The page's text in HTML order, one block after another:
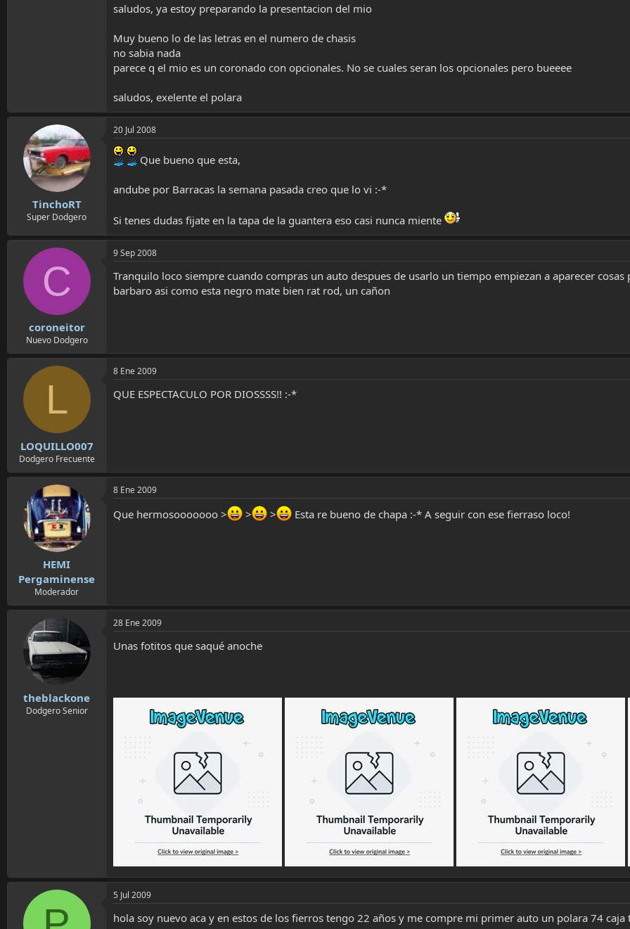
saludos, ya estoy preparando la presentacion del mio
Muy bueno lo de las letras en el numero de chasis
no sabia nada
parece q el mio es un coronado con opcionales. No se cuales seran los opcionales pero bueeee
saludos, exelente el polara
TinchoRT
Super Dodgero
20 Jul 2008
Que bueno que esta,
andube por Barracas la semana pasada creo que lo vi :-*
Si tenes dudas fijate en la tapa de la guantera eso casi nunca miente
C
coroneitor
Nuevo Dodgero
9 Sep 2008
Tranquilo loco siempre cuando compras un auto despues de usarlo un tiempo empiezan a aparecer
barbaro asi como esta negro mate bien rat rod, un cañon
L
LOQUILLO007
Dodgero Frecuente
8 Ene 2009
QUE ESPECTACULO POR DIOSSSS!! :-*
HEMI
Pergaminense
Moderador
8 Ene 2009
Que hermosooooooo > > > Esta re bueno de chapa :-* A seguir con ese fierraso loco!
theblackone
Dodgero Senior
28 Ene 2009
Unas fotitos que saqué anoche
5 Jul 2009
hola soy nuevo aca y en estos de los fierros tengo 22 años y me compre mi primer auto un polara 74